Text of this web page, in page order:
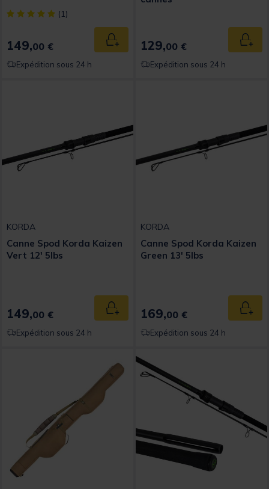
[object Object] out of 5 Customer Rating
(1)
149,00 € Ajouter au panier
Expédition sous 24 h
129,00 €
Expédition sous 24 h
KORDA
Canne Spod Korda Kaizen
Vert 12' 5lbs
149,00 € Ajouter au panier
Expédition sous 24 h
KORDA
Canne Spod Korda Kaizen
Green 13' 5lbs
169,00 €
Expédition sous 24 h